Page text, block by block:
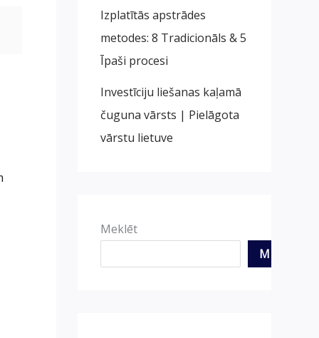
Izplatītās apstrādes
metodes: 8 Tradicionāls & 5
Īpaši procesi
Investīciju liešanas kaļamā
čuguna vārsts | Pielāgota
vārstu lietuve
Meklēt
MEKLĒT